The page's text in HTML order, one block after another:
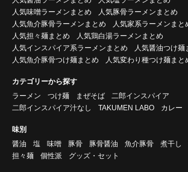
人気味噌ラーメンまとめ
人気豚骨ラーメンまとめ
人気魚介豚骨ラーメンまとめ
人気家系ラーメンまと
人気担々麺まとめ
人気鶏白湯ラーメンまとめ
人気インスパイア系ラーメンまとめ
人気醤油つけ麺
人気魚介豚骨つけ麺まとめ
人気変わり種つけ麺まと
カテゴリーから探す
ラーメン
つけ麺 まぜそば
二郎インスパイア
二郎インスパイア汁なし
TAKUMEN LABO カレー
味別
醤油
塩 味噌 豚骨 豚骨醤油 魚介豚骨 煮干し
担々麺
個性派 グッズ・セット